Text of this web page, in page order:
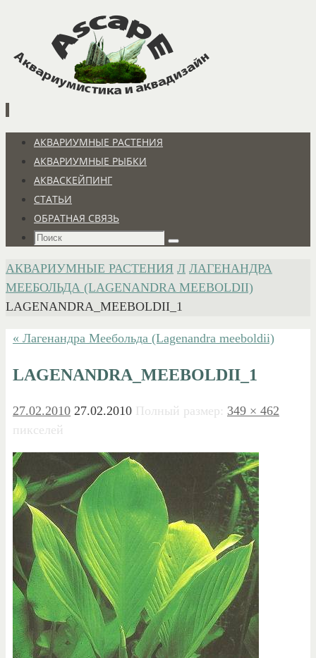
содержимому
Перейти
содержимому
АКВАРИУМНЫЕ РАСТЕНИЯ
АКВАРИУМНЫЕ РЫБКИ
АКВАСКЕЙПИНГ
СТАТЬИ
ОБРАТНАЯ СВЯЗЬ
Что
Поиск
ГЛАВНАЯ
АКВАРИУМНЫЕ РАСТЕНИЯ Л ЛАГЕНАНДРА
МЕЕБОЛЬДА (LAGENANDRA MEEBOLDII)
LAGENANDRA_MEEBOLDII_1
« Лагенандра Меебольда (Lagenandra meeboldii)
LAGENANDRA_MEEBOLDII_1
27.02.2010 27.02.2010 Полный размер: 349 × 462
пикселей